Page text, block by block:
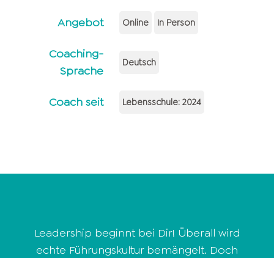
Angebot Online In Person
Coaching-
Sprache
Deutsch
Coach seit Lebensschule: 2024
Leadership beginnt bei Dir! Überall wird
echte Führungskultur bemängelt. Doch